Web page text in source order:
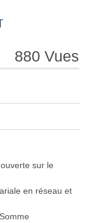
880 Vues
sur le
en réseau et